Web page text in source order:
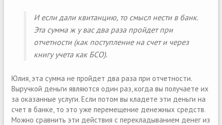
И если дали квитанцию, то смысл нести в банк.
Эта сумма ж у вас два раза пройдет при
отчетности (как поступление на счет и через
книгу учета как БСО).
Юлия, эта сумма не пройдет два раза при отчетности.
Выручкой деньги являются один раз, когда вы получаете их
за оказанные услуги. Если потом вы кладете эти деньги на
счет в банке, то это уже перемещение денежных средств.
Можно сравнить эти действия с перекладыванием денег из